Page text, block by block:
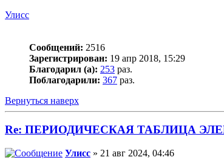
Улисс
Сообщений: 2516
Зарегистрирован: 19 апр 2018, 15:29
Благодарил (а): 253 раз.
Поблагодарили: 367 раз.
Вернуться наверх
Re: ПЕРИОДИЧЕСКАЯ ТАБЛИЦА
Улисс » 21 авг 2024, 04:46